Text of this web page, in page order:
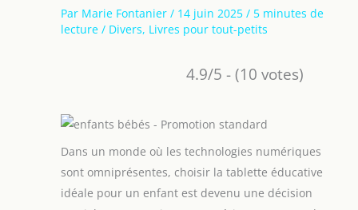
Par Marie Fontanier / 14 juin 2025 / 5 minutes de
lecture / Divers, Livres pour tout-petits
4.9/5 - (10 votes)
Dans un monde où les technologies numériques
sont omniprésentes, choisir la tablette éducative
idéale pour un enfant est devenu une décision